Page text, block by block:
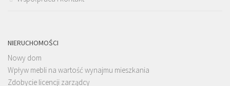
NIERUCHOMOŚCI
Nowy dom
Wpływ mebli na wartość wynajmu mieszkania
Zdobycie licencji zarządcy